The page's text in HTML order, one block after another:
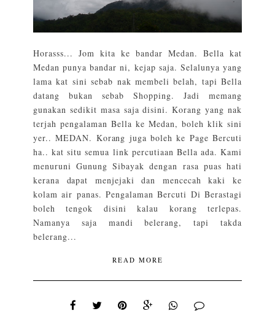
Horasss... Jom kita ke bandar Medan. Bella kat
Medan punya bandar ni, kejap saja. Selalunya yang
lama kat sini sebab nak membeli belah, tapi Bella
datang bukan sebab Shopping. Jadi memang
gunakan sedikit masa saja disini. Korang yang nak
terjah pengalaman Bella ke Medan, boleh klik sini
yer.. MEDAN. Korang juga boleh ke Page Bercuti
ha.. kat situ semua link percutiaan Bella ada. Kami
menuruni Gunung Sibayak dengan rasa puas hati
kerana dapat menjejaki dan mencecah kaki ke
kolam air panas. Pengalaman Bercuti Di Berastagi
boleh tengok disini kalau korang terlepas.
Namanya saja mandi belerang, tapi takda
belerang...
READ MORE